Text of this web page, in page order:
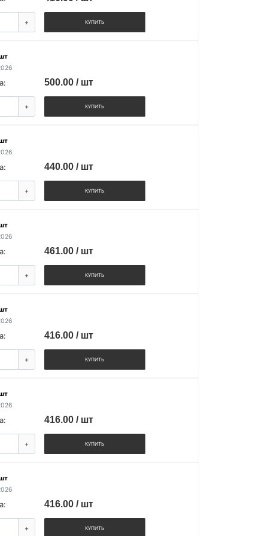
+ КУПИТЬ
500.00 / шт
+ КУПИТЬ
440.00 / шт
+ КУПИТЬ
461.00 / шт
+ КУПИТЬ
416.00 / шт
+ КУПИТЬ
416.00 / шт
+ КУПИТЬ
416.00 / шт
+ КУПИТЬ